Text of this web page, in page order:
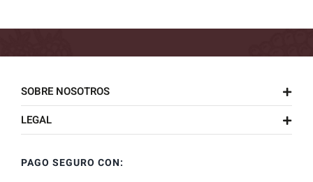
SOBRE NOSOTROS
LEGAL
PAGO SEGURO CON: